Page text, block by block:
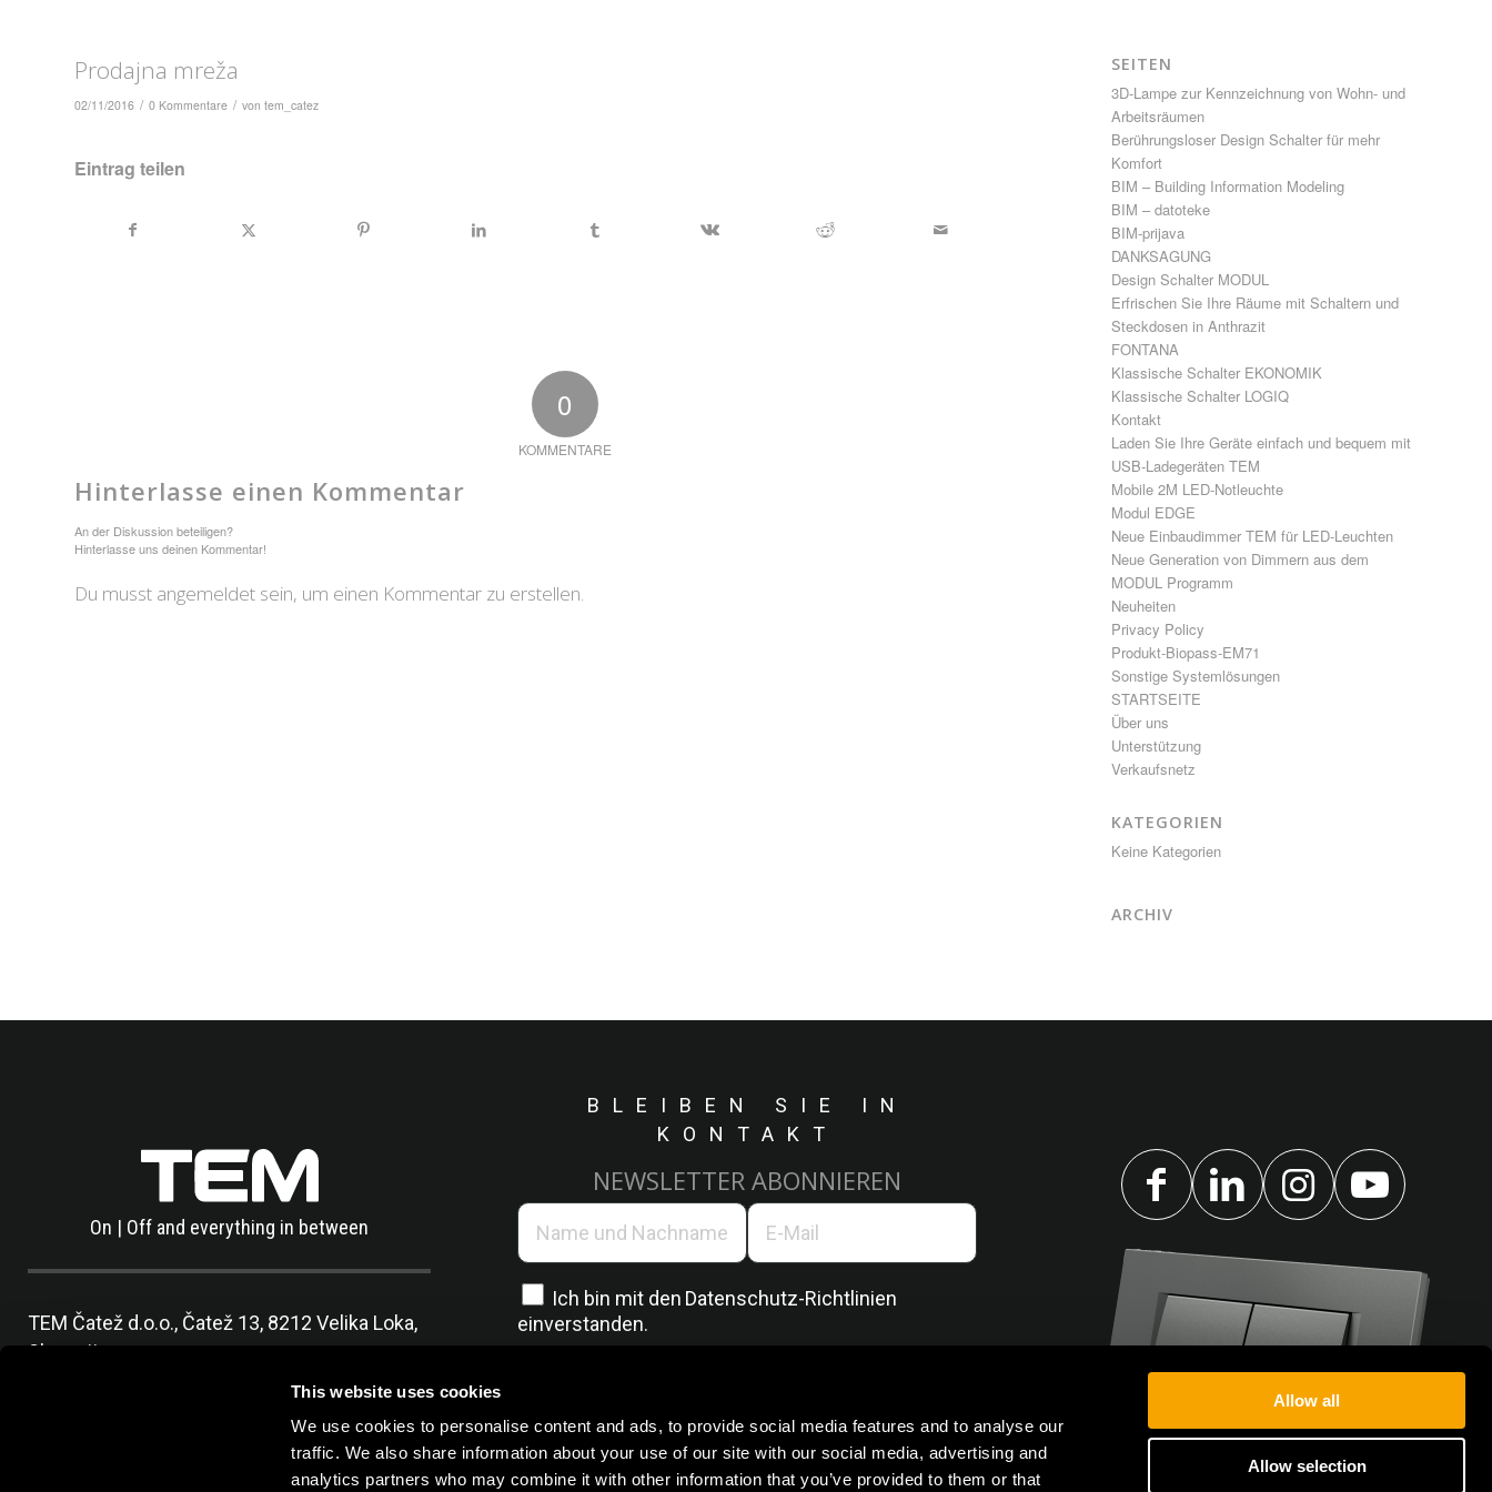
This website uses cookies
We use cookies to personalise content and ads, to provide social media features and to analyse our
traffic. We also share information about your use of our site with our social media, advertising and
analytics partners who may combine it with other information that you’ve provided to them or that
Allow all
Allow selection
Prodajna mreža
02/11/2016 / 0 Kommentare / vontem_catez
Eintrag teilen
0
KOMMENTARE
Hinterlasse einen Kommentar
An der Diskussion beteiligen?
Hinterlasse uns deinen Kommentar!
Du musst angemeldet sein, um einen Kommentar zu erstellen.
SEITEN
3D-Lampe zur Kennzeichnung von Wohn- und
Arbeitsräumen
Berührungsloser Design Schalter für mehr
Komfort
BIM – Building Information Modeling
BIM – datoteke
BIM-prijava
DANKSAGUNG
Design Schalter MODUL
Erfrischen Sie Ihre Räume mit Schaltern und
Steckdosen in Anthrazit
FONTANA
Klassische Schalter EKONOMIK
Klassische Schalter LOGIQ
Kontakt
Laden Sie Ihre Geräte einfach und bequem mit
USB-Ladegeräten TEM
Mobile 2M LED-Notleuchte
Modul EDGE
Neue Einbaudimmer TEM für LED-Leuchten
Neue Generation von Dimmern aus dem
MODUL Programm
Neuheiten
Privacy Policy
Produkt-Biopass-EM71
Sonstige Systemlösungen
STARTSEITE
Über uns
Unterstützung
Verkaufsnetz
KATEGORIEN
Keine Kategorien
ARCHIV
On | Off and everything in between
TEM Čatež d.o.o., Čatež 13, 8212 Velika Loka,
Slovenija
info@tem.si
BLEIBEN SIE IN
KONTAKT
NEWSLETTER ABONNIEREN
Ich bin mit den Datenschutz-Richtlinien
einverstanden.